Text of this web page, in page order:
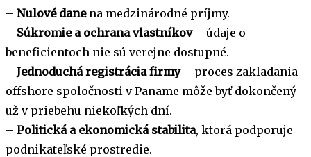
– Nulové danena medzinárodné príjmy.
– Súkromie a ochrana vlastníkov– údaje o
beneficientoch nie sú verejne dostupné.
– Jednoduchá registrácia firmy– proces zakladania
offshore spoločnosti v Paname môže byť dokončený
už v priebehu niekoľkých dní.
– Politická a ekonomická stabilita, ktorá podporuje
podnikateľské prostredie.